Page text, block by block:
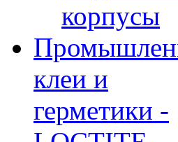
корпусы
клеи и
герметики -